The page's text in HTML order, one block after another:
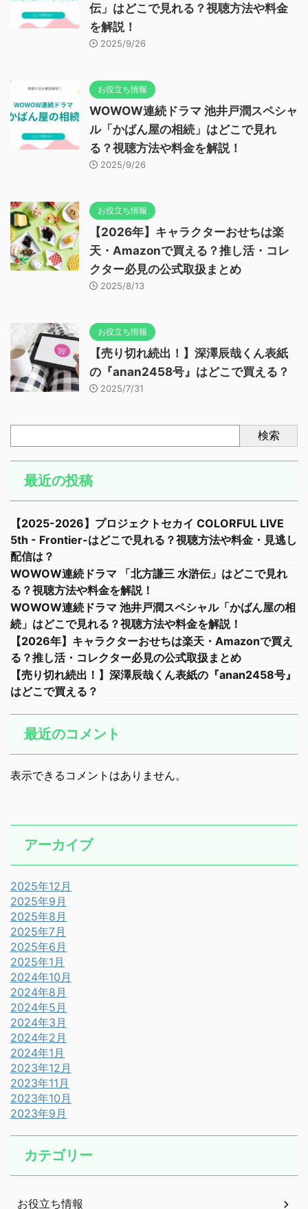
伝」はどこで見れる？視聴方法や料金
を解説！
2025/9/26
お役立ち情報
WOWOW連続ドラマ 池井戸潤スペシャ
ル「かばん屋の相続」はどこで見れ
る？視聴方法や料金を解説！
2025/9/26
お役立ち情報
【2026年】キャラクターおせちは楽
天・Amazonで買える？推し活・コレ
クター必見の公式取扱まとめ
2025/8/13
お役立ち情報
【売り切れ続出！】深澤辰哉くん表紙
の『anan2458号』はどこで買える？
2025/7/31
検索
最近の投稿
【2025-2026】プロジェクトセカイ COLORFUL LIVE
5th - Frontier-はどこで見れる？視聴方法や料金・見逃し
配信は？
WOWOW連続ドラマ 「北方謙三 水滸伝」はどこで見れ
る？視聴方法や料金を解説！
WOWOW連続ドラマ 池井戸潤スペシャル「かばん屋の相
続」はどこで見れる？視聴方法や料金を解説！
【2026年】キャラクターおせちは楽天・Amazonで買え
る？推し活・コレクター必見の公式取扱まとめ
【売り切れ続出！】深澤辰哉くん表紙の『anan2458号』
はどこで買える？
最近のコメント
表示できるコメントはありません。
アーカイブ
2025年12月
2025年9月
2025年8月
2025年7月
2025年6月
2025年1月
2024年10月
2024年8月
2024年5月
2024年3月
2024年2月
2024年1月
2023年12月
2023年11月
2023年10月
2023年9月
カテゴリー
お役立ち情報